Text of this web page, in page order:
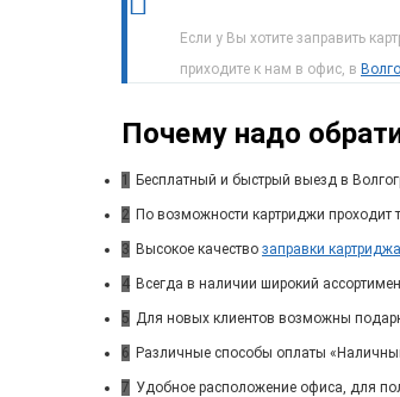
Если у Вы хотите заправить
приходите к нам в офис, в
Почему надо
1 Бесплатный и быстрый выезд в
2 По возможности картриджи проходит
3 Высокое качество заправки
4 Всегда в наличии широкий
5 Для новых клиентов возможны
6 Различные способы оплаты
7 Удобное расположение офиса, для